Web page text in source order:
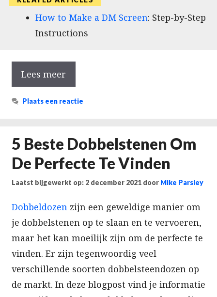
How to Make a DM Screen: Step-by-Step
Instructions
Lees meer
Plaats een reactie
5 Beste Dobbelstenen Om
De Perfecte Te Vinden
Laatst bijgewerkt op: 2 december 2021 door Mike Parsley
Dobbeldozen zijn een geweldige manier om
je dobbelstenen op te slaan en te vervoeren,
maar het kan moeilijk zijn om de perfecte te
vinden. Er zijn tegenwoordig veel
verschillende soorten dobbelsteendozen op
de markt. In deze blogpost vind je informatie